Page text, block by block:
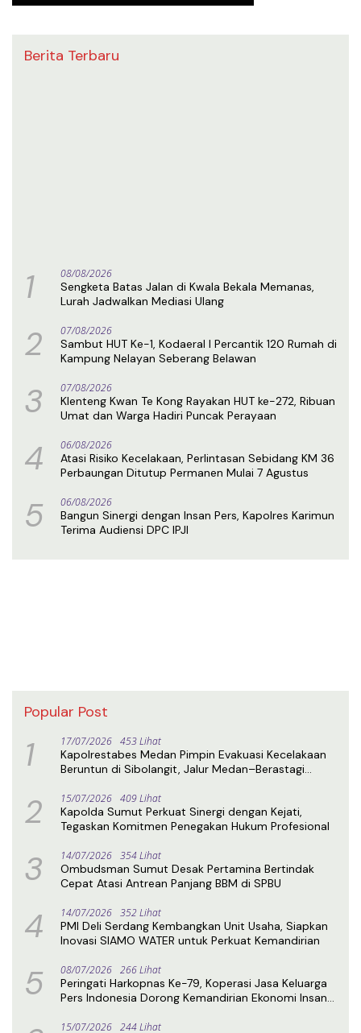
Berita Terbaru
1 08/08/2026
Sengketa Batas Jalan di Kwala Bekala Memanas,
Lurah Jadwalkan Mediasi Ulang
2 07/08/2026
Sambut HUT Ke-1, Kodaeral I Percantik 120 Rumah di
Kampung Nelayan Seberang Belawan
3 07/08/2026
Klenteng Kwan Te Kong Rayakan HUT ke-272, Ribuan
Umat dan Warga Hadiri Puncak Perayaan
4 06/08/2026
Atasi Risiko Kecelakaan, Perlintasan Sebidang KM 36
Perbaungan Ditutup Permanen Mulai 7 Agustus
5 06/08/2026
Bangun Sinergi dengan Insan Pers, Kapolres Karimun
Terima Audiensi DPC IPJI
Popular Post
1 17/07/2026 453 Lihat
Kapolrestabes Medan Pimpin Evakuasi Kecelakaan
Beruntun di Sibolangit, Jalur Medan–Berastagi
2 15/07/2026 409 Lihat
Kapolda Sumut Perkuat Sinergi dengan Kejati,
Tegaskan Komitmen Penegakan Hukum Profesional
3 14/07/2026 354 Lihat
Ombudsman Sumut Desak Pertamina Bertindak
Cepat Atasi Antrean Panjang BBM di SPBU
4 14/07/2026 352 Lihat
PMI Deli Serdang Kembangkan Unit Usaha, Siapkan
Inovasi SIAMO WATER untuk Perkuat Kemandirian
5 08/07/2026 266 Lihat
Peringati Harkopnas Ke-79, Koperasi Jasa Keluarga
Pers Indonesia Dorong Kemandirian Ekonomi Insan
15/07/2026 244 Lihat